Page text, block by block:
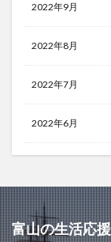
2022年9月
2022年8月
2022年7月
2022年6月
富山の生活応